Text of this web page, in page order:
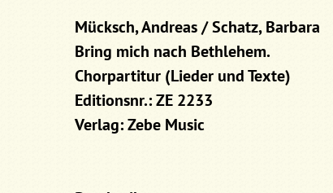
Mücksch, Andreas / Schatz, Barbara
Bring mich nach Bethlehem.
Chorpartitur (Lieder und Texte)
Editionsnr.: ZE 2233
Verlag: Zebe Music